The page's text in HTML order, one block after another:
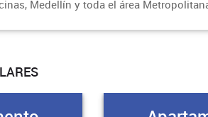
Medellín y toda el área